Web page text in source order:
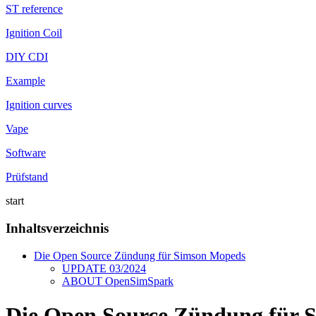
ST reference
Ignition Coil
DIY CDI
Example
Ignition curves
Vape
Software
Prüfstand
start
Inhaltsverzeichnis
Die Open Source Zündung für Simson Mopeds
UPDATE 03/2024
ABOUT OpenSimSpark